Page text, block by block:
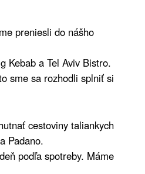
preniesli do nášho
Kebab a Tel Aviv Bistro.
sme sa rozhodli splniť si
cestoviny taliankych
Padano.
podľa spotreby. Máme